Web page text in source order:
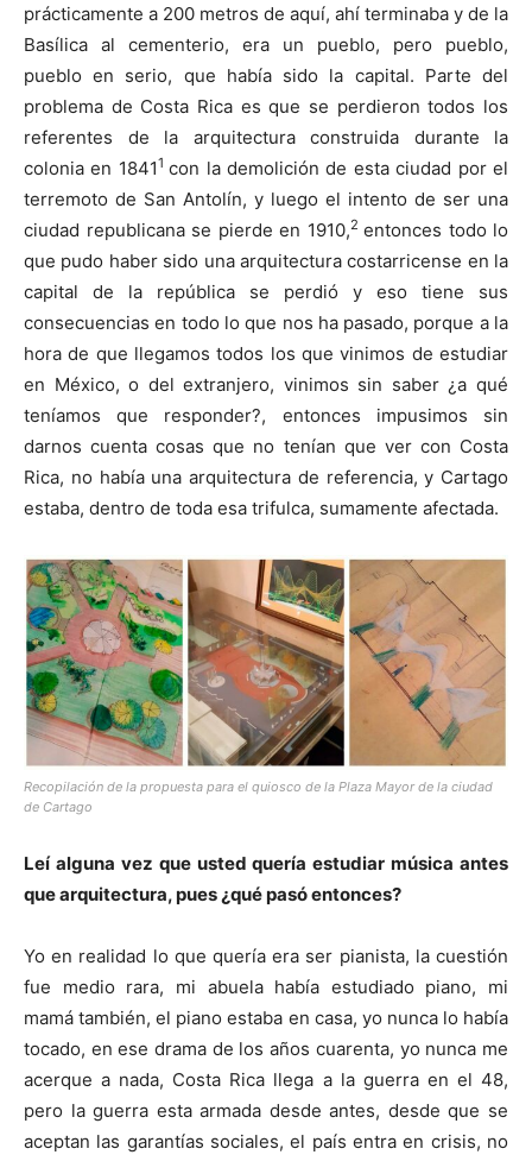
prácticamente a 200 metros de aquí, ahí terminaba y de la
Basílica al cementerio, era un pueblo, pero pueblo,
pueblo en serio, que había sido la capital. Parte del
problema de Costa Rica es que se perdieron todos los
referentes de la arquitectura construida durante la
colonia en 18411 con la demolición de esta ciudad por el
terremoto de San Antolín, y luego el intento de ser una
ciudad republicana se pierde en 1910,2 entonces todo lo
que pudo haber sido una arquitectura costarricense en la
capital de la república se perdió y eso tiene sus
consecuencias en todo lo que nos ha pasado, porque a la
hora de que llegamos todos los que vinimos de estudiar
en México, o del extranjero, vinimos sin saber ¿a qué
teníamos que responder?, entonces impusimos sin
darnos cuenta cosas que no tenían que ver con Costa
Rica, no había una arquitectura de referencia, y Cartago
estaba, dentro de toda esa trifulca, sumamente afectada.
Recopilación de la propuesta para el quiosco de la Plaza Mayor de la ciudad
de Cartago
Leí alguna vez que usted quería estudiar música antes
que arquitectura, pues ¿qué pasó entonces?
Yo en realidad lo que quería era ser pianista, la cuestión
fue medio rara, mi abuela había estudiado piano, mi
mamá también, el piano estaba en casa, yo nunca lo había
tocado, en ese drama de los años cuarenta, yo nunca me
acerque a nada, Costa Rica llega a la guerra en el 48,
pero la guerra esta armada desde antes, desde que se
aceptan las garantías sociales, el país entra en crisis, no